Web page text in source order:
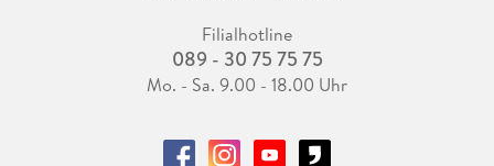
Filialhotline
089 - 30 75 75 75
Mo. - Sa. 9.00 - 18.00 Uhr